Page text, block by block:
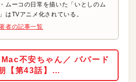
ムーコの日常を描いた「いとしのム
はTVアニメ化されている。
者の記事一覧
不安ちゃん／ パパード
【第43話】…